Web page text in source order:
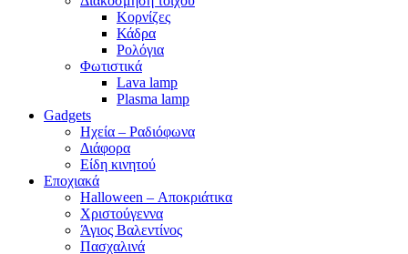
Κορνίζες
Κάδρα
Ρολόγια
Φωτιστικά
Lava lamp
Plasma lamp
Gadgets
Ηχεία – Ραδιόφωνα
Διάφορα
Είδη κινητού
Εποχιακά
Halloween – Αποκριάτικα
Χριστούγεννα
Άγιος Βαλεντίνος
Πασχαλινά